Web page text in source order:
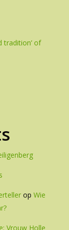
tradition’ of
op Wie
Vrouw Holle